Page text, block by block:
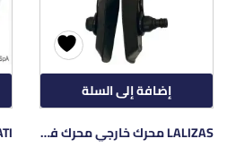
إضافة إلى السلة
LALIZAS محرك خارجي محرك فلوشير مع أكواب إفشل مستطيلة